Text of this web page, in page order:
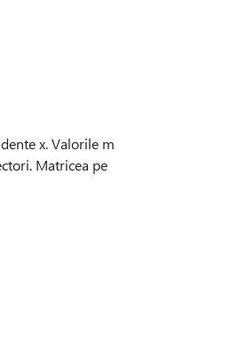
x. Valorile m
Matricea pe